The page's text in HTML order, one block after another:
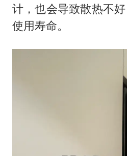
计，也会导致散热不
使用寿命。